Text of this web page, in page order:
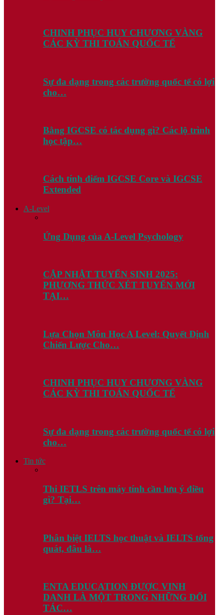
CHINH PHỤC HUY CHƯƠNG VÀNG
CÁC KỲ THI TOÁN QUỐC TẾ
Sự đa dạng trong các trường quốc tế có lợi
cho…
Bằng IGCSE có tác dụng gì? Các lộ trình
học tập…
Cách tính điểm IGCSE Core và IGCSE
Extended
A-Level
Ứng Dụng của A-Level Psychology
CẬP NHẬT TUYỂN SINH 2025:
PHƯƠNG THỨC XÉT TUYỂN MỚI
TẠI…
Lựa Chọn Môn Học A Level: Quyết Định
Chiến Lược Cho…
CHINH PHỤC HUY CHƯƠNG VÀNG
CÁC KỲ THI TOÁN QUỐC TẾ
Sự đa dạng trong các trường quốc tế có lợi
cho…
Tin tức
Thi IETLS trên máy tính cần lưu ý điều
gì? Tại…
Phân biệt IELTS học thuật và IELTS tổng
quát, đâu là…
ENTA EDUCATION ĐƯỢC VINH
DANH LÀ MỘT TRONG NHỮNG ĐỐI
TÁC…